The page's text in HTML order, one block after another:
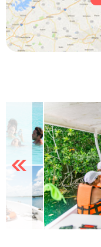
Previous